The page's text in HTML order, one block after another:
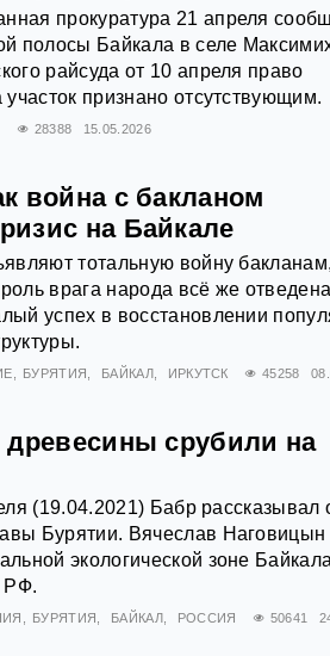
прокуратура 21 апреля
полосы Байкала в селе
райсуда от 10 апреля право
признано отсутствующим.
28388 15.05.2026
война с бакланом
на Байкале
тотальную войну бакланам,
врага народа всё же отведена
успех в восстановлении
БУРЯТИЯ БАЙКАЛ ИРКУТСК 45258
древесины срубили на
(19.04.2021) Бабр рассказывал
Бурятии. Вячеслав Наговицын
экологической зоне Байкала
РФ.
БУРЯТИЯ БАЙКАЛ РОССИЯ 50641